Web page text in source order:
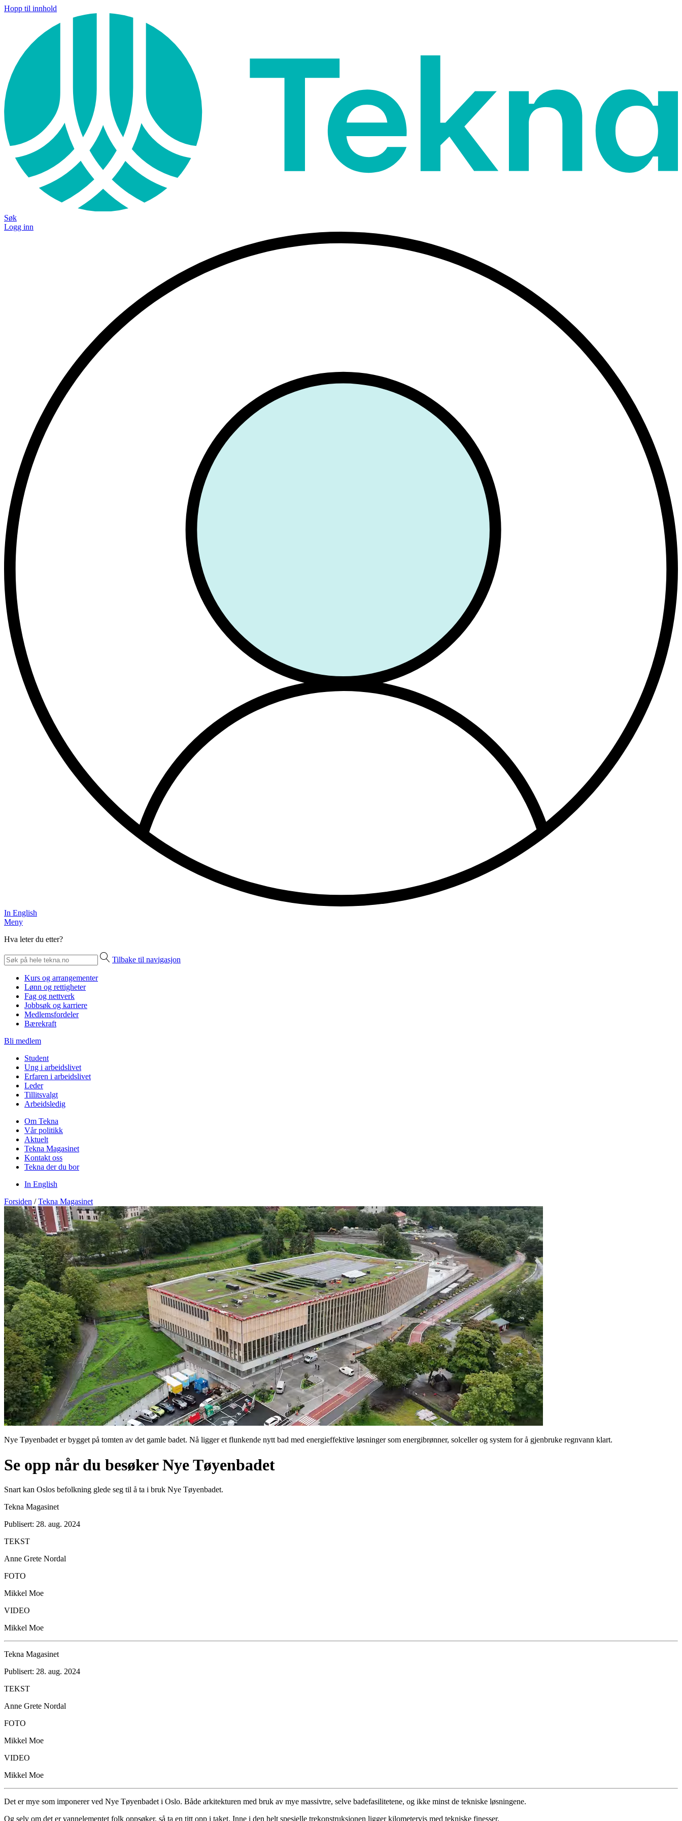
Hopp til innhold
Søk
Logg inn
In English
Meny
Hva leter du etter?
Tilbake til navigasjon
Kurs og arrangementer
Lønn og rettigheter
Fag og nettverk
Jobbsøk og karriere
Medlemsfordeler
Bærekraft
Bli medlem
Student
Ung i arbeidslivet
Erfaren i arbeidslivet
Leder
Tillitsvalgt
Arbeidsledig
Om Tekna
Vår politikk
Aktuelt
Tekna Magasinet
Kontakt oss
Tekna der du bor
In English
Forsiden / Tekna Magasinet
Nye Tøyenbadet er bygget på tomten av det gamle badet. Nå ligger et flunkende nytt bad med energieffektive løsninger som energibrønner, solceller og system for å gjenbruke regnvann klart.
Se opp når du besøker Nye Tøyenbadet
Snart kan Oslos befolkning glede seg til å ta i bruk Nye Tøyenbadet.
Tekna Magasinet
Publisert: 28. aug. 2024
TEKST
Anne Grete Nordal
FOTO
Mikkel Moe
VIDEO
Mikkel Moe
Tekna Magasinet
Publisert: 28. aug. 2024
TEKST
Anne Grete Nordal
FOTO
Mikkel Moe
VIDEO
Mikkel Moe
Det er mye som imponerer ved Nye Tøyenbadet i Oslo. Både arkitekturen med bruk av mye massivtre, selve badefasilitetene, og ikke minst de tekniske løsningene.
Og selv om det er vannelementet folk oppsøker, så ta en titt opp i taket. Inne i den helt spesielle trekonstruksjonen ligger kilometervis med tekniske finesser.